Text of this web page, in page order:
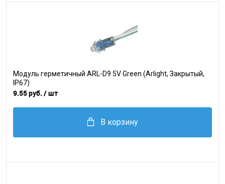
Модуль герметичный ARL-D9 5V Green (Arlight, Закрытый,
IP67)
9.55 руб. / шт
В корзину